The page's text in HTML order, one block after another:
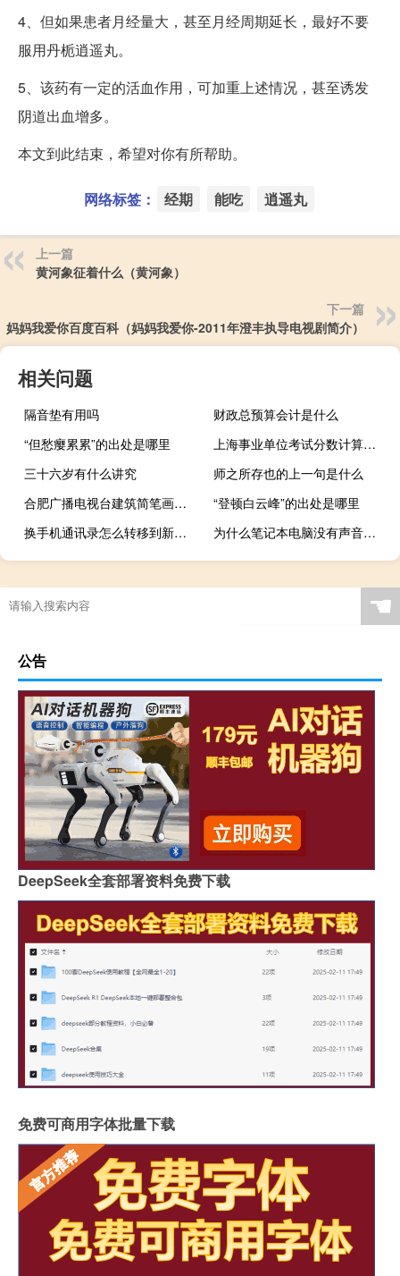
4、但如果患者月经量大，甚至月经周期延长，最好不要
服用丹栀逍遥丸。
5、该药有一定的活血作用，可加重上述情况，甚至诱发
阴道出血增多。
本文到此结束，希望对你有所帮助。
网络标签： 经期 能吃 逍遥丸
上一篇
黄河象征着什么（黄河象）
下一篇
妈妈我爱你百度百科（妈妈我爱你-2011年澄丰执导电视剧简介）
相关问题
隔音垫有用吗
财政总预算会计是什么
“但愁瘿累累”的出处是哪里
上海事业单位考试分数计算方式
三十六岁有什么讲究
师之所存也的上一句是什么
合肥广播电视台建筑简笔画（合肥广播电视台）
“登顿白云峰”的出处是哪里
换手机通讯录怎么转移到新手机上（换手机通讯录）
为什么笔记本电脑没有声音显示无法找到输出设备
☚
公告
DeepSeek全套部署资料免费下载
免费可商用字体批量下载